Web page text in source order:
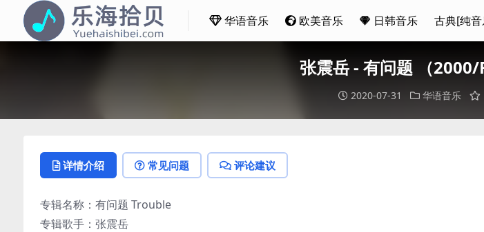
华语音乐 欧美音乐 日韩音乐 古典[纯
张震岳 - 有问题 （2000/
2020-07-31 华语音乐
详情介绍 常见问题 评论建议
专辑名称：有问题 Trouble
专辑歌手：张震岳